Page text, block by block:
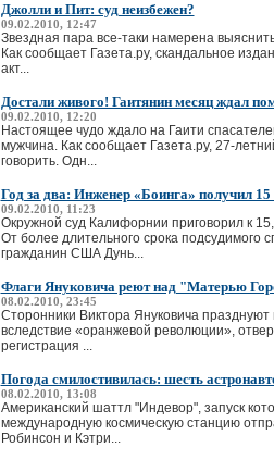
Джолли и Пит: суд неизбежен?
09.02.2010, 12:47
Звездная пара все-таки намерена
Как сообщает Газета.ру, скандальное
акт...
Достали живого! Гаитянин месяц ждал
09.02.2010, 12:20
Настоящее чудо ждало на Гаити
мужчина. Как сообщает Газета.ру, 27-
говорить. Одн...
Год за два: Инженер «Боинга» получил
09.02.2010, 11:23
Окружной суд Калифорнии приговорил к
От более длительного срока подсудимого
гражданин США Дунь...
Флаги Януковича реют над "Матерью
08.02.2010, 23:45
Сторонники Виктора Януковича
вследствие «оранжевой революции»,
регистрация ...
Погода смилостивилась: шесть
08.02.2010, 13:08
Американский шаттл "Индевор", запуск
международную космическую станцию
Робинсон и Кэтри...